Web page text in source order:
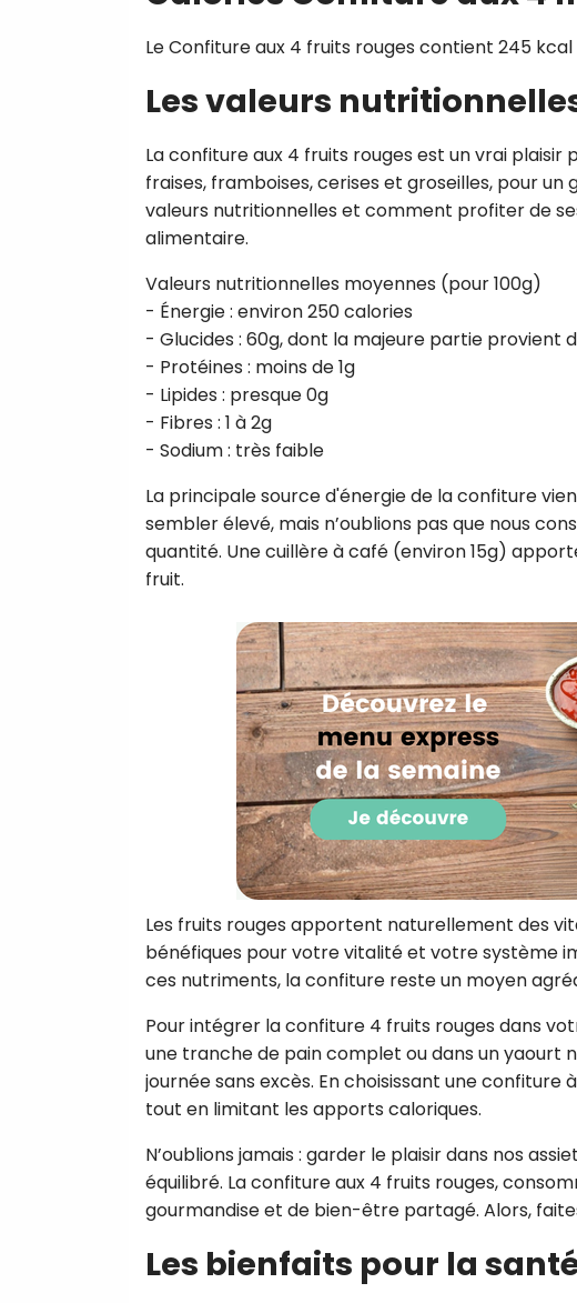
Le Confiture aux 4 fruits rouges contient 245 kcal
Les valeurs
La confiture aux 4 fruits rouges est un vrai
fraises, framboises, cerises et groseilles, pour
valeurs nutritionnelles et comment profiter de
alimentaire.
Valeurs nutritionnelles moyennes (pour 100g)
- Énergie : environ 250 calories
- Glucides : 60g, dont la majeure partie provient
- Protéines : moins de 1g
- Lipides : presque 0g
- Fibres : 1 à 2g
- Sodium : très faible
La principale source d'énergie de la confiture
sembler élevé, mais n’oublions pas que nous
quantité. Une cuillère à café (environ 15g)
fruit.
Les fruits rouges apportent naturellement des
bénéfiques pour votre vitalité et votre système
ces nutriments, la confiture reste un moyen
Pour intégrer la confiture 4 fruits rouges dans
une tranche de pain complet ou dans un yaourt
journée sans excès. En choisissant une
tout en limitant les apports caloriques.
N’oublions jamais : garder le plaisir dans nos
équilibré. La confiture aux 4 fruits rouges,
gourmandise et de bien-être partagé. Alors,
Les bienfaits pour la